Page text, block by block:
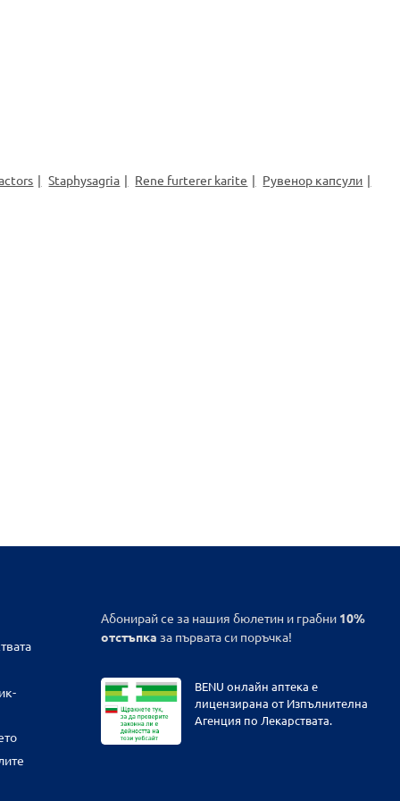
Staphysagria Rene furterer karite
Рувенор капсули
Абонирай се за нашия бюлетин и грабни 10%
отстъпка за първата си поръчка!
BENU онлайн аптека е
лицензирана от Изпълнителна
Агенция по Лекарствата.